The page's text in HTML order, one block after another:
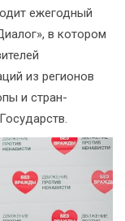
ежегодный
в котором
из регионов
и стран-